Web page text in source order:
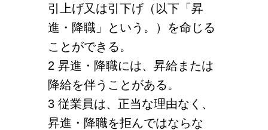
引上げ又は引下げ（以下「昇
進・降職」という。）を命じる
ことができる。
2 昇進・降職には、昇給または
降給を伴うことがある。
3 従業員は、正当な理由なく、
昇進・降職を拒んではならな